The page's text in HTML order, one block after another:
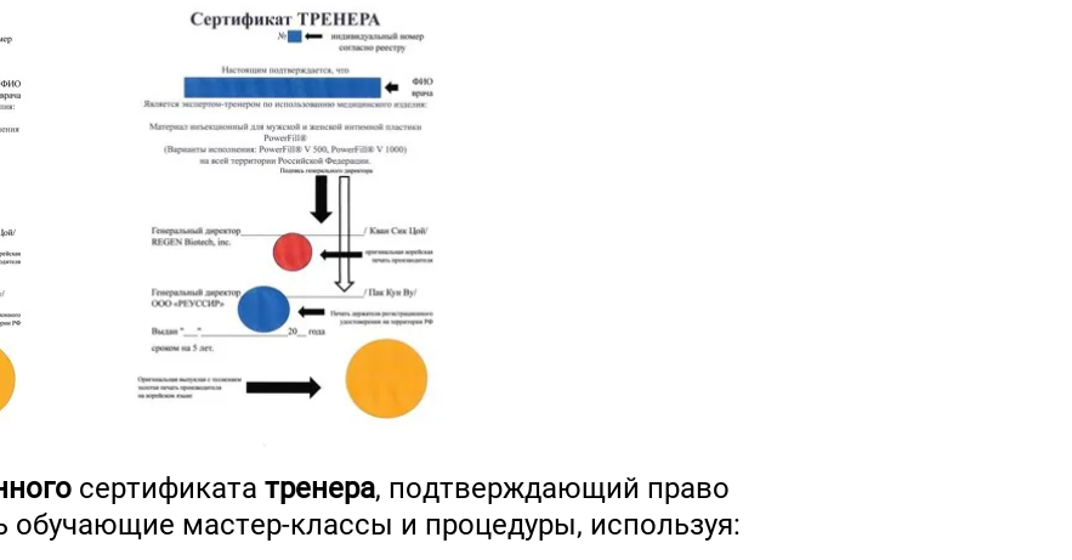
сертификата тренера, подтверждающий право
обучающие мастер-классы и процедуры, используя: